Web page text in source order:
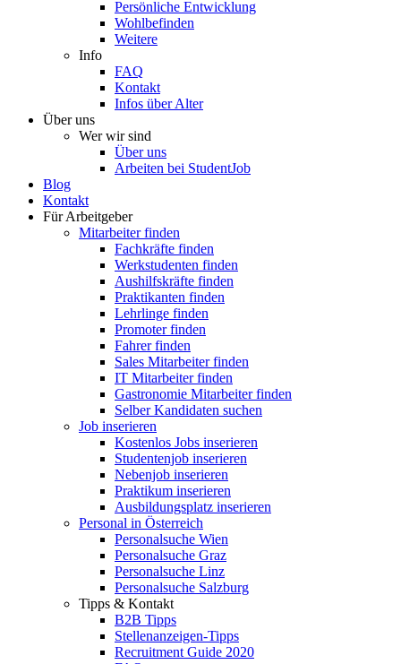
Persönliche Entwicklung
Wohlbefinden
Weitere
Info
FAQ
Kontakt
Infos über Alter
Über uns
Wer wir sind
Über uns
Arbeiten bei StudentJob
Blog
Kontakt
Für Arbeitgeber
Mitarbeiter finden
Fachkräfte finden
Werkstudenten finden
Aushilfskräfte finden
Praktikanten finden
Lehrlinge finden
Promoter finden
Fahrer finden
Sales Mitarbeiter finden
IT Mitarbeiter finden
Gastronomie Mitarbeiter finden
Selber Kandidaten suchen
Job inserieren
Kostenlos Jobs inserieren
Studentenjob inserieren
Nebenjob inserieren
Praktikum inserieren
Ausbildungsplatz inserieren
Personal in Österreich
Personalsuche Wien
Personalsuche Graz
Personalsuche Linz
Personalsuche Salzburg
Tipps & Kontakt
B2B Tipps
Stellenanzeigen-Tipps
Recruitment Guide 2020